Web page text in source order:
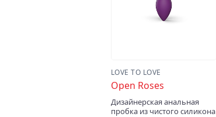
LOVE TO LOVE
Open Roses
Дизайнерская анальная
пробка из чистого силикона